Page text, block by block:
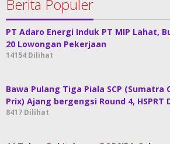
Berita Populer
PT Adaro Energi Induk PT MIP Lahat,
20 Lowongan Pekerjaan
14154 Dilihat
Bawa Pulang Tiga Piala SCP (Sumatra
Prix) Ajang bergengsi Round 4, HSPRT
8417 Dilihat